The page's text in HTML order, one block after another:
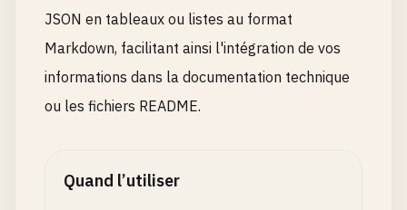
JSON en tableaux ou listes au format
Markdown, facilitant ainsi l'intégration de vos
informations dans la documentation technique
ou les fichiers README.
Quand l’utiliser